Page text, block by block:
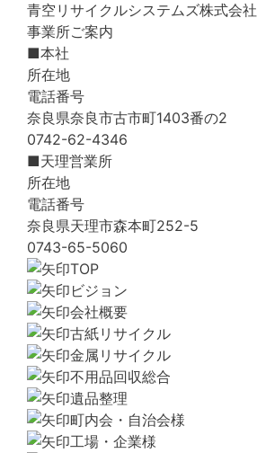
青空リサイクルシステムズ株式会社
事業所ご案内
■本社
所在地
電話番号
奈良県奈良市古市町1403番の2
0742-62-4346
■天理営業所
所在地
電話番号
奈良県天理市森本町252-5
0743-65-5060
TOP
ビジョン
会社概要
古紙リサイクル
金属リサイクル
不用品回収総合
遺品整理
町内会・自治会様
工場・企業様